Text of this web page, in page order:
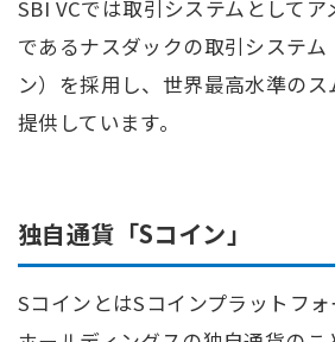
SBI VCでは取引システムとして
であるナスダックの取引システ
ン）を採用し、世界最高水準の
提供しています。
独自通貨「Sコイン」
SコインとはSコインプラットフ